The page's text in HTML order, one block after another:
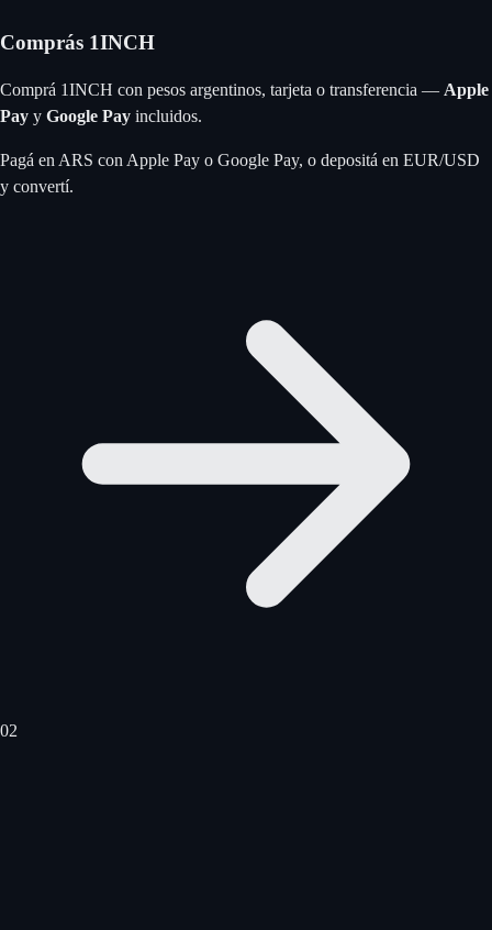
Comprás 1INCH
Comprá 1INCH con pesos argentinos, tarjeta o transferencia — Apple
Pay y Google Pay incluidos.
Pagá en ARS con Apple Pay o Google Pay, o depositá en EUR/USD
y convertí.
02